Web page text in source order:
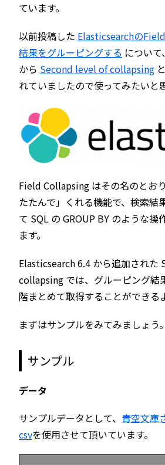
ています。
以前投稿した Elasticsearchの
結果をグルーピングする につい
から Second level of collapsing
れていましたので使ってみたいと
Field Collapsing はその名のとお
たたんで」くれる機能で、検索結
て SQL の GROUP BY のような操
ます。
Elasticsearch 6.4 から追加された
collapsing では、グルーピング結
階まとめて取得することができる
まずはサンプルをみてみましょう。
サンプル
データ
サンプルデータとして、 青空文庫
csvを使用させて頂いています。